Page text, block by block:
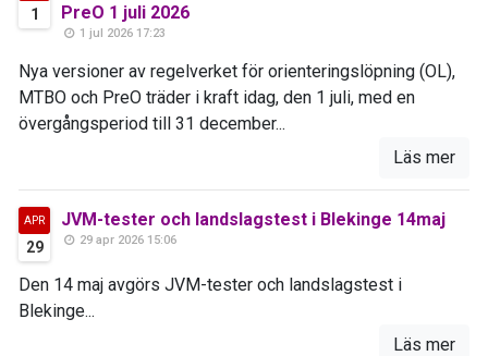
1
PreO 1 juli 2026
1 jul 2026 17:23
Nya versioner av regelverket för orienteringslöpning (OL),
MTBO och PreO träder i kraft idag, den 1 juli, med en
övergångsperiod till 31 december...
Läs mer
APR
29
JVM-tester och landslagstest i Blekinge 14maj
29 apr 2026 15:06
Den 14 maj avgörs JVM-tester och landslagstest i
Blekinge...
Läs mer